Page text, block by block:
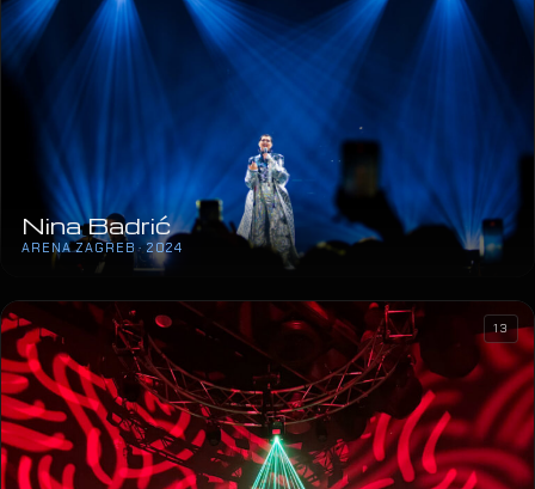
Nina Badrić
ARENA ZAGREB · 2024
13